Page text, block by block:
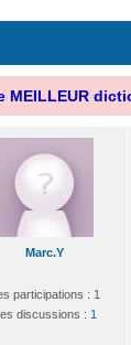
MEILLEUR
Marc.Y
participations : 1
discussions : 1